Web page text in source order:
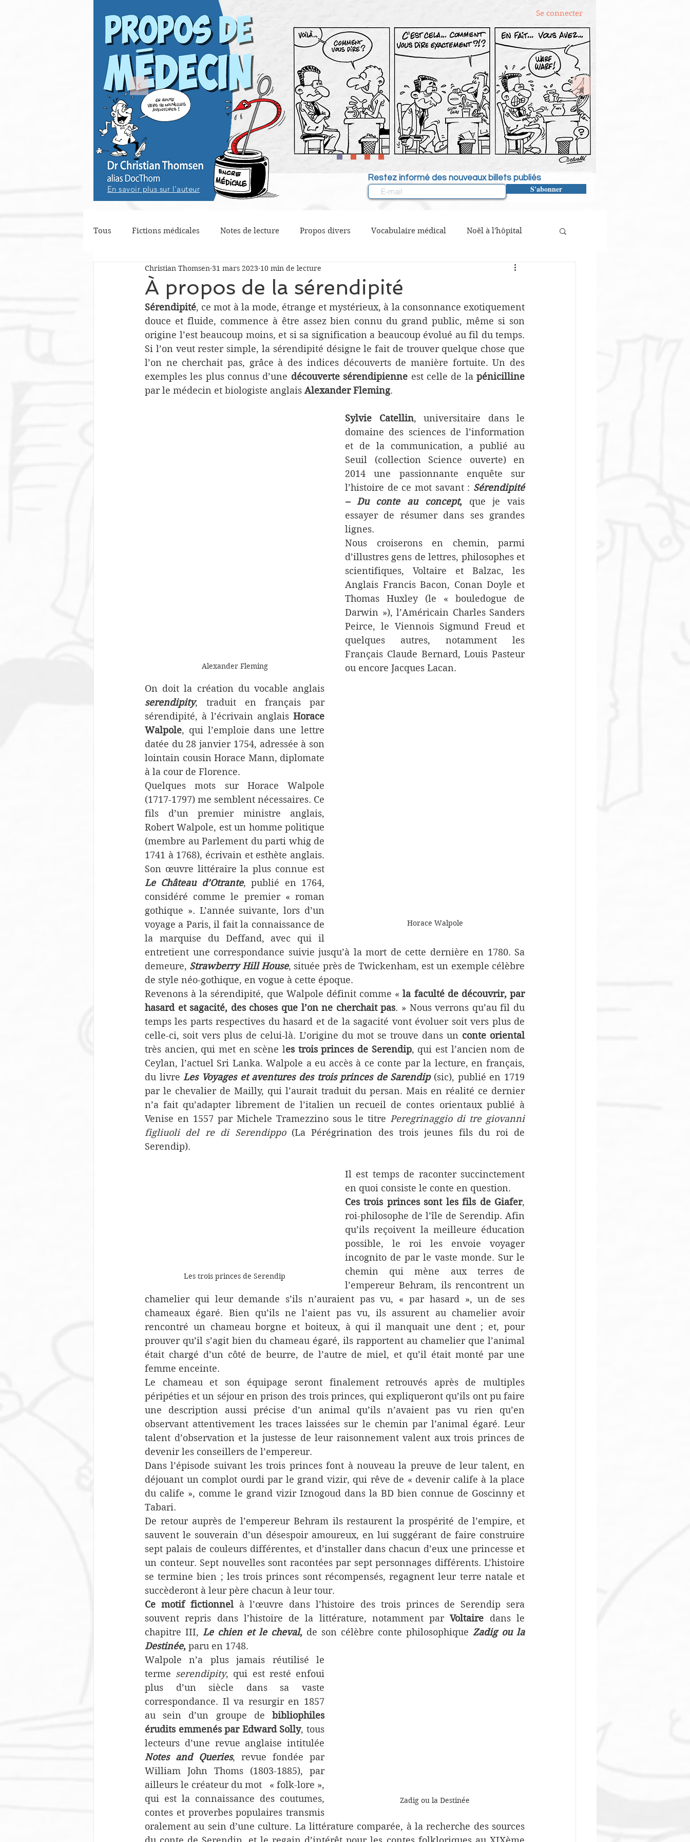
Restez informé des nouveaux billets publiés
S'abonner
En savoir plus sur l'auteur
Se connecter
Tous Fictions médicales Notes de lecture Propos divers Vocabulaire médical Noël à l'hôpital
Une étrange patiente Philosophie Le patient
Littérature Un si gentil docteur Musique Histoire de la médecine Journal de l'épidémie
Confinés volontaires Vaincre les épidémies Proust Soins palliatifs et fin de vie
À propos de la sérendipité
Christian Thomsen 31 mars 2023 10 min de lecture
Sérendipité, ce mot à la mode, étrange et mystérieux, à la consonnance exotiquement
douce et fluide, commence à être assez bien connu du grand public, même si son
origine l’est beaucoup moins, et si sa signification a beaucoup évolué au fil du temps.
Si l’on veut rester simple, la sérendipité désigne le fait de trouver quelque chose que
l’on ne cherchait pas, grâce à des indices découverts de manière fortuite. Un des
exemples les plus connus d’une découverte sérendipienne est celle de la pénicilline
par le médecin et biologiste anglais Alexander Fleming.
Alexander Fleming
Sylvie Catellin, universitaire dans le
domaine des sciences de l’information
et de la communication, a publié au
Seuil (collection Science ouverte) en
2014 une passionnante enquête sur
l’histoire de ce mot savant : Sérendipité
– Du conte au concept, que je vais
essayer de résumer dans ses grandes
lignes.
Nous croiserons en chemin, parmi
d’illustres gens de lettres, philosophes et
scientifiques, Voltaire et Balzac, les
Anglais Francis Bacon, Conan Doyle et
Thomas Huxley (le « bouledogue de
Darwin »), l’Américain Charles Sanders
Peirce, le Viennois Sigmund Freud et
quelques autres, notamment les
Français Claude Bernard, Louis Pasteur
ou encore Jacques Lacan.
Horace Walpole
serendipity, traduit en français par
sérendipité, à l’écrivain anglais Horace
Walpole, qui l’emploie dans une lettre
datée du 28 janvier 1754, adressée à son
lointain cousin Horace Mann, diplomate
à la cour de Florence.
Quelques mots sur Horace Walpole
(1717-1797) me semblent nécessaires. Ce
fils d’un premier ministre anglais,
Robert Walpole, est un homme politique
(membre au Parlement du parti whig de
1741 à 1768), écrivain et esthète anglais.
Le Château d’Otrante, publié en 1764,
considéré comme le premier « roman
gothique ». L’année suivante, lors d’un
voyage a Paris, il fait la connaissance de
la marquise du Deffand, avec qui il
entretient une correspondance suivie jusqu’à la mort de cette dernière en 1780. Sa
demeure, Strawberry Hill House, située près de Twickenham, est un exemple célèbre
de style néo-gothique, en vogue à cette époque.
Revenons à la sérendipité, que Walpole définit comme « la faculté de découvrir, par
hasard et sagacité, des choses que l’on ne cherchait pas. » Nous verrons qu’au fil du
temps les parts respectives du hasard et de la sagacité vont évoluer soit vers plus de
celle-ci, soit vers plus de celui-là. L’origine du mot se trouve dans un conte oriental
très ancien, qui met en scène les trois princes de Serendip, qui est l’ancien nom de
Ceylan, l’actuel Sri Lanka. Walpole a eu accès à ce conte par la lecture, en français,
du livre Les Voyages et aventures des trois princes de Sarendip (sic), publié en 1719
par le chevalier de Mailly, qui l’aurait traduit du persan. Mais en réalité ce dernier
n’a fait qu’adapter librement de l’italien un recueil de contes orientaux publié à
Venise en 1557 par Michele Tramezzino sous le titre Peregrinaggio di tre giovanni
figliuoli del re di Serendippo (La Pérégrination des trois jeunes fils du roi de
Serendip).
Les trois princes de Serendip
Il est temps de raconter succinctement
en quoi consiste le conte en question.
Ces trois princes sont les fils de Giafer,
roi-philosophe de l’île de Serendip. Afin
qu’ils reçoivent la meilleure éducation
possible, le roi les envoie voyager
incognito de par le vaste monde. Sur le
chemin qui mène aux terres de
l’empereur Behram, ils rencontrent un
chamelier qui leur demande s’ils n’auraient pas vu, « par hasard », un de ses
chameaux égaré. Bien qu’ils ne l’aient pas vu, ils assurent au chamelier avoir
rencontré un chameau borgne et boiteux, à qui il manquait une dent ; et, pour
prouver qu’il s’agit bien du chameau égaré, ils rapportent au chamelier que l’animal
était chargé d’un côté de beurre, de l’autre de miel, et qu’il était monté par une
femme enceinte.
Le chameau et son équipage seront finalement retrouvés après de multiples
péripéties et un séjour en prison des trois princes, qui expliqueront qu’ils ont pu faire
une description aussi précise d’un animal qu’ils n’avaient pas vu rien qu’en
observant attentivement les traces laissées sur le chemin par l’animal égaré. Leur
talent d’observation et la justesse de leur raisonnement valent aux trois princes de
devenir les conseillers de l’empereur.
Dans l’épisode suivant les trois princes font à nouveau la preuve de leur talent, en
déjouant un complot ourdi par le grand vizir, qui rêve de « devenir calife à la place
du calife », comme le grand vizir Iznogoud dans la BD bien connue de Goscinny et
Tabari.
De retour auprès de l’empereur Behram ils restaurent la prospérité de l’empire, et
sauvent le souverain d’un désespoir amoureux, en lui suggérant de faire construire
sept palais de couleurs différentes, et d’installer dans chacun d’eux une princesse et
un conteur. Sept nouvelles sont racontées par sept personnages différents. L’histoire
se termine bien ; les trois princes sont récompensés, regagnent leur terre natale et
succèderont à leur père chacun à leur tour.
Ce motif fictionnel à l’œuvre dans l’histoire des trois princes de Serendip sera
souvent repris dans l’histoire de la littérature, notamment par Voltaire dans le
chapitre III, Le chien et le cheval, de son célèbre conte philosophique Zadig ou la
Destinée, paru en 1748.
Zadig ou la Destinée
Walpole n’a plus jamais réutilisé le
terme serendipity, qui est resté enfoui
plus d’un siècle dans sa vaste
correspondance. Il va resurgir en 1857
au sein d’un groupe de bibliophiles
érudits emmenés par Edward Solly, tous
Notes and Queries, revue fondée par
William John Thoms (1803-1885), par
ailleurs le créateur du mot   « folk-lore »,
qui est la connaissance des coutumes,
contes et proverbes populaires transmis
oralement au sein d’une culture. La littérature comparée, à la recherche des sources